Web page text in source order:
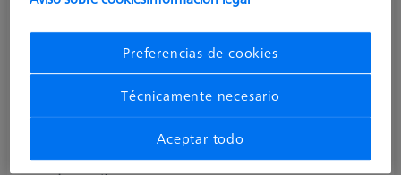
2,0 mm
Length (L)
51,0 mm
Diamond
Stylus Tip
Sphere
Tung. Carb.
Connection Type
M3 XXT
Preferencias de cookies
Técnicamente necesario
Aceptar todo